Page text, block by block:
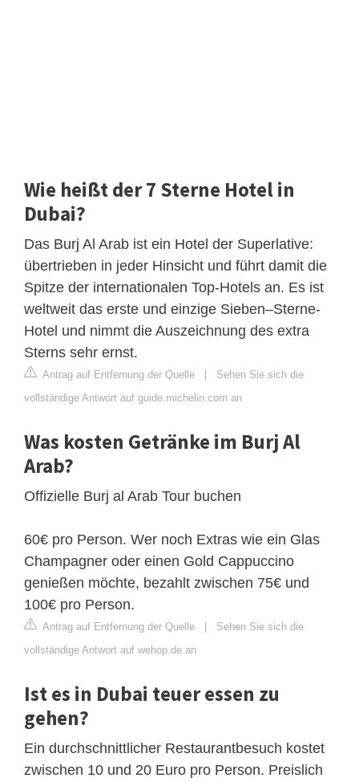
Wie heißt der 7 Sterne Hotel in
Dubai?
Das Burj Al Arab ist ein Hotel der Superlative:
übertrieben in jeder Hinsicht und führt damit die
Spitze der internationalen Top-Hotels an. Es ist
weltweit das erste und einzige Sieben–Sterne-
Hotel und nimmt die Auszeichnung des extra
Sterns sehr ernst.
Antrag auf Entfernung der Quelle | Sehen Sie sich die
vollständige Antwort auf guide.michelin.com an
Was kosten Getränke im Burj Al
Arab?
Offizielle Burj al Arab Tour buchen
60€ pro Person. Wer noch Extras wie ein Glas
Champagner oder einen Gold Cappuccino
genießen möchte, bezahlt zwischen 75€ und
100€ pro Person.
Antrag auf Entfernung der Quelle | Sehen Sie sich die
vollständige Antwort auf wehop.de an
Ist es in Dubai teuer essen zu
gehen?
Ein durchschnittlicher Restaurantbesuch kostet
zwischen 10 und 20 Euro pro Person. Preislich